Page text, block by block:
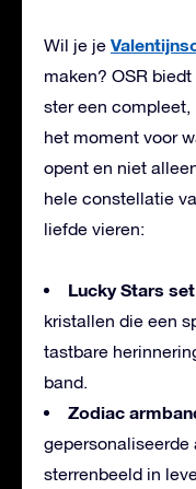
Wil je je
maken? OSR
ster een
het moment voor
opent en niet
hele constellatie
liefde vieren:
Lucky Stars
kristallen die een
tastbare
band.
Zodiac
gepersonaliseerde
sterrenbeeld in